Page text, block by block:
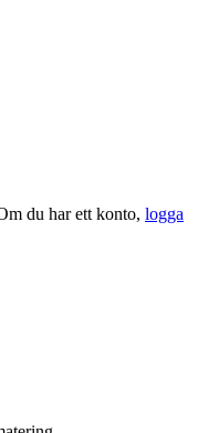
du har ett konto, logga